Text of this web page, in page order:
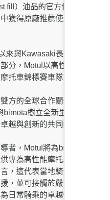
fill）油品的官方供應商，並
獲得原廠推薦使用：
來與Kawasaki長期合作關
分，Motul以高性能產品與
托車錦標賽車隊。
方的全球合作關係將從賽道
樹立全新里程碑，進
越與創新的共同熱忱。
者，Motul將為bimota提供
專為高性能摩托車量身打造
，這代表當地騎士、經銷商
，並可接觸於嚴苛賽事條件
日常騎乘的卓越性能。